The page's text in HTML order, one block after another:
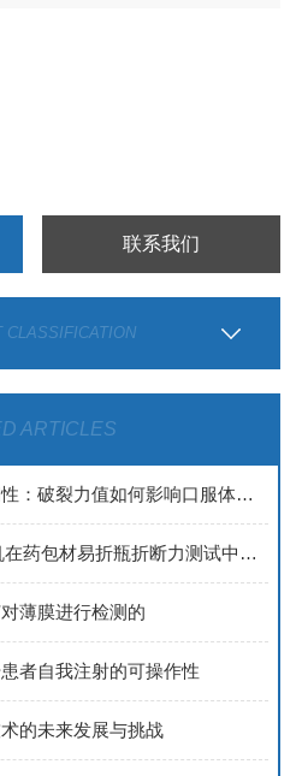
联系我们
CLASSIFICATION
ARTICLES
穿刺测试揭秘软胶囊韧性：破裂力值如何影响口服体验？
TST-01电子拉力试验机在药包材易折瓶折断力测试中的应用
薄膜进行检测的
者自我注射的可操作性
的未来发展与挑战